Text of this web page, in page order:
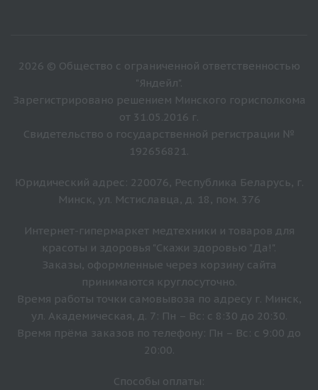
2026 © Общество с ограниченной ответственностью
"Яндейл".
Зарегистрировано решением Минского горисполкома
от 31.05.2016 г.
Свидетельство о государственной регистрации №
192656821.
Юридический адрес: 220076, Республика Беларусь, г.
Минск, ул. Мстиславца, д. 18, пом. 376
Интернет-гипермаркет медтехники и товаров для
красоты и здоровья "Скажи здоровью "Да!".
Заказы, оформленные через корзину сайта
принимаются круглосуточно.
Время работы точки самовывоза по адресу г. Минск,
ул. Академическая, д. 7: Пн – Вс: с 8:30 до 20:30.
Время прёма заказов по телефону: Пн – Вс: с 9:00 до
20:00.
Способы оплаты: